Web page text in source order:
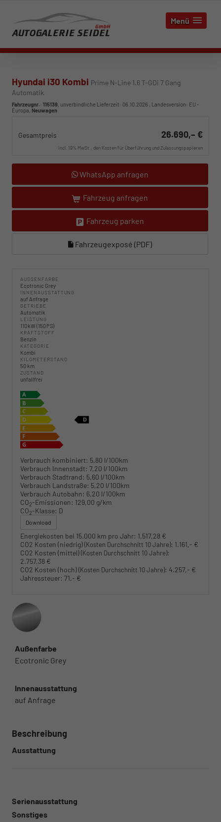
Menü
Hyundai i30 Kombi Prime N-Line 1.6 T-GDi 7 Gang
Automatik
Fahrzeugnr.: 115139, unverbindliche Lieferzeit: 06.10.2026 , Landesversion: EU -
Europa, Neuwagen
Gesamtpreis 26.690,– €
incl. 19% MwSt., den Kosten für Überführung und Zulassungspapieren
WhatsApp anfragen
Fahrzeug anfragen
Fahrzeug parken
Fahrzeugexposé (PDF)
AUSSENFARBE
Ecotronic Grey
INNENAUSSTATTUNG
auf Anfrage
GETRIEBE
Automatik
LEISTUNG
110 kW (150 PS)
KRAFTSTOFF
Benzin
KATEGORIE
Kombi
KILOMETERSTAND
50 km
ZUSTAND
unfallfrei
Verbrauch kombiniert: 5,80 l/100km
Verbrauch Innenstadt: 7,20 l/100km
Verbrauch Stadtrand: 5,60 l/100km
Verbrauch Landstraße: 5,20 l/100km
Verbrauch Autobahn: 6,20 l/100km
CO2-Emissionen: 129,00 g/km
CO2-Klasse: D
Download
Energiekosten bei 15.000 km pro Jahr: 1.517,28 €
CO2 Kosten (niedrig)(Kosten Durchschnitt 10 Jahre): 1.161,- €
CO2 Kosten (mittel)(Kosten Durchschnitt 10 Jahre):
2.757,38 €
CO2 Kosten (hoch)(Kosten Durchschnitt 10 Jahre): 4.257,- €
Jahressteuer: 71,- €
Außenfarbe
Ecotronic Grey
Innenausstattung
auf Anfrage
Beschreibung
Ausstattung
Serienausstattung
Sonstiges